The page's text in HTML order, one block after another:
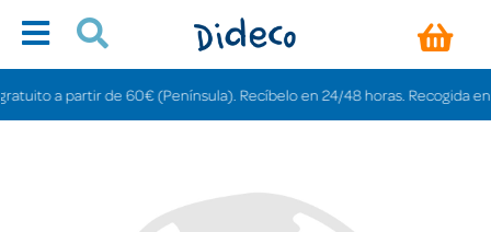
a partir de 60€ (Península). Recíbelo en 24/48 horas. Recogida en